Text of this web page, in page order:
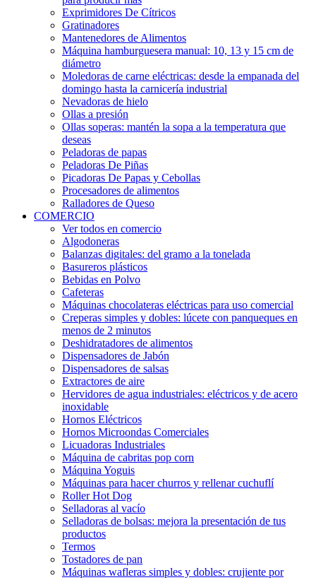
Exprimidores De Cítricos
Gratinadores
Mantenedores de Alimentos
Máquina hamburguesera manual: 10, 13 y 15 cm de
diámetro
Moledoras de carne eléctricas: desde la empanada del
domingo hasta la carnicería industrial
Nevadoras de hielo
Ollas a presión
Ollas soperas: mantén la sopa a la temperatura que
deseas
Peladoras de papas
Peladoras De Piñas
Picadoras De Papas y Cebollas
Procesadores de alimentos
Ralladores de Queso
COMERCIO
Ver todos en comercio
Algodoneras
Balanzas digitales: del gramo a la tonelada
Basureros plásticos
Bebidas en Polvo
Cafeteras
Máquinas chocolateras eléctricas para uso comercial
Creperas simples y dobles: lúcete con panqueques en
menos de 2 minutos
Deshidratadores de alimentos
Dispensadores de Jabón
Dispensadores de salsas
Extractores de aire
Hervidores de agua industriales: eléctricos y de acero
inoxidable
Hornos Eléctricos
Hornos Microondas Comerciales
Licuadoras Industriales
Máquina de cabritas pop corn
Máquina Yoguis
Máquinas para hacer churros y rellenar cuchuflí
Roller Hot Dog
Selladoras al vacío
Selladoras de bolsas: mejora la presentación de tus
productos
Termos
Tostadores de pan
Máquinas wafleras simples y dobles: crujiente por